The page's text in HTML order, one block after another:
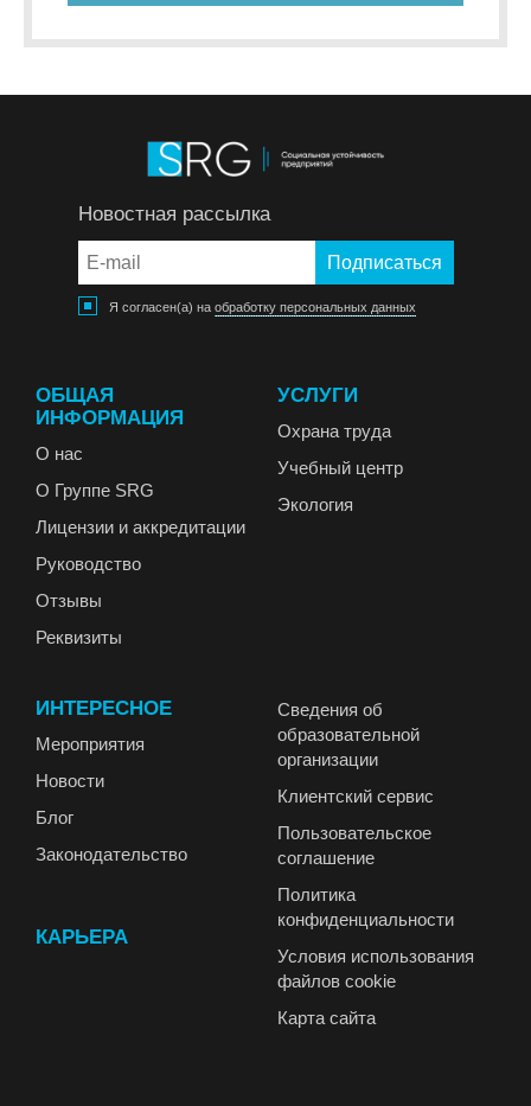
Новостная рассылка
Я согласен(а) на обработку персональных данных
ОБЩАЯ
ИНФОРМАЦИЯ
О нас
О Группе SRG
Лицензии и аккредитации
Руководство
Отзывы
Реквизиты
УСЛУГИ
Охрана труда
Учебный центр
Экология
ИНТЕРЕСНОЕ
Мероприятия
Новости
Блог
Законодательство
КАРЬЕРА
Сведения об
образовательной
организации
Клиентский сервис
Пользовательское
соглашение
Политика
конфиденциальности
Условия использования
файлов cookie
Карта сайта